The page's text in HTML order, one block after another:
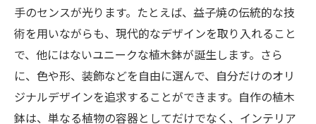
手のセンスが光ります。たとえば、益子焼の伝統的な技
術を用いながらも、現代的なデザインを取り入れること
で、他にはないユニークな植木鉢が誕生します。さら
に、色や形、装飾などを自由に選んで、自分だけのオリ
ジナルデザインを追求することができます。自作の植木
鉢は、単なる植物の容器としてだけでなく、インテリア